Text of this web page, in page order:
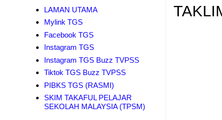
LAMAN UTAMA
Mylink TGS
Facebook TGS
Instagram TGS
Instagram TGS Buzz TVPSS
Tiktok TGS Buzz TVPSS
PIBKS TGS (RASMI)
SKIM TAKAFUL PELAJAR
SEKOLAH MALAYSIA (TPSM)